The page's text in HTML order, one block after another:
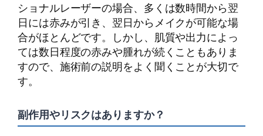
ショナルレーザーの場合、多くは数時間から翌
日には赤みが引き、翌日からメイクが可能な場
合がほとんどです。しかし、肌質や出力によっ
ては数日程度の赤みや腫れが続くこともありま
すので、施術前の説明をよく聞くことが大切で
す。
副作用やリスクはありますか？